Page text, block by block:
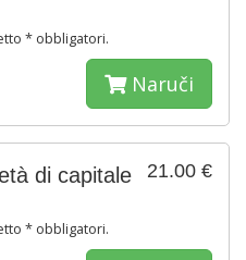
* obbligatori.
Naruči
21.00 €
di capitale
* obbligatori.